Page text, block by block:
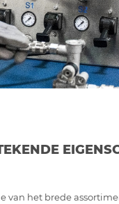
van het brede